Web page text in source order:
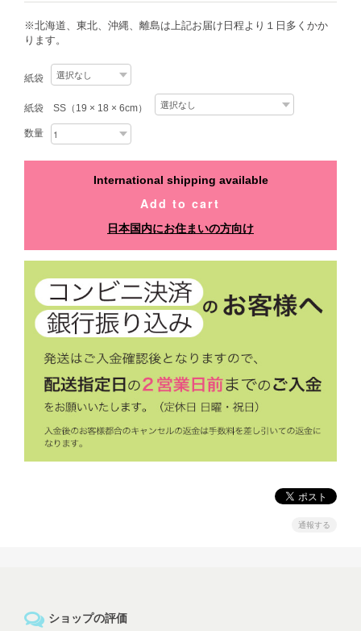
※北海道、東北、沖縄、離島は上記お届け日程より１日多くかか
ります。
紙袋
紙袋 SS（19 × 18 × 6cm）
数量
International shipping available
Add to cart
日本国内にお住まいの方向け
通報する
ショップの評価